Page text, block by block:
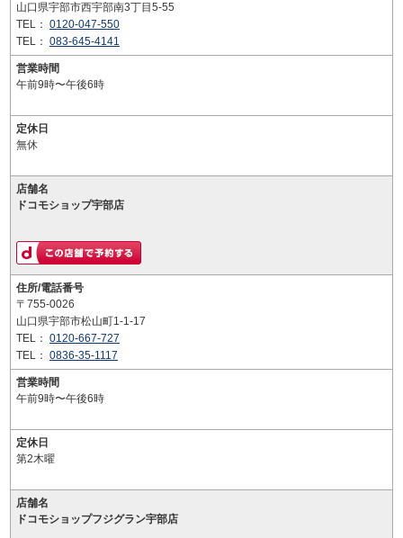
山口県宇部市西宇部南3丁目5-55
TEL： 0120-047-550
TEL： 083-645-4141
営業時間
午前9時〜午後6時
定休日
無休
店舗名
ドコモショップ宇部店
住所/電話番号
〒755-0026
山口県宇部市松山町1-1-17
TEL： 0120-667-727
TEL： 0836-35-1117
営業時間
午前9時〜午後6時
定休日
第2木曜
店舗名
ドコモショップフジグラン宇部店